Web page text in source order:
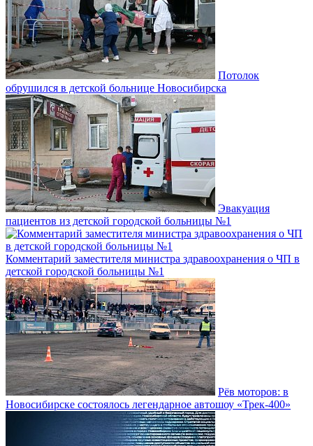
Потолок
обрушился в детской больнице Новосибирска
Эвакуация
пациентов из детской городской больницы №1
Комментарий заместителя министра здравоохранения о ЧП в
детской городской больницы №1
Рёв моторов: в
Новосибирске состоялось легендарное автошоу «Трек-400»